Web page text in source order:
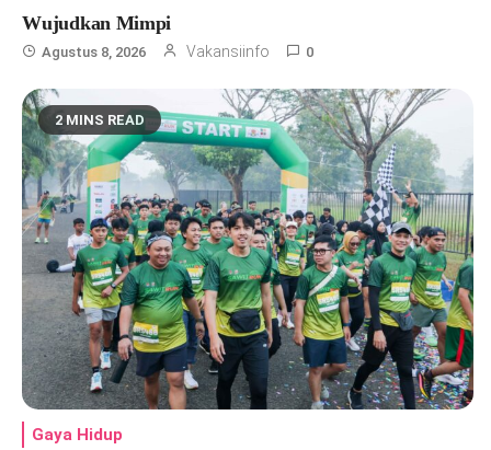
Wujudkan Mimpi
Agustus 8, 2026 Vakansiinfo 0
2 MINS READ
Gaya Hidup